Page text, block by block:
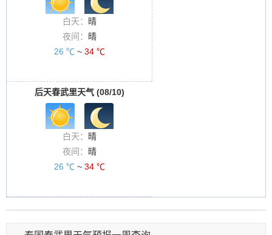
白天：
晴
夜间：
晴
26 ℃ ~ 34 ℃
后天春武里天气 (08/10)
白天：
晴
夜间：
晴
26 ℃ ~ 34 ℃